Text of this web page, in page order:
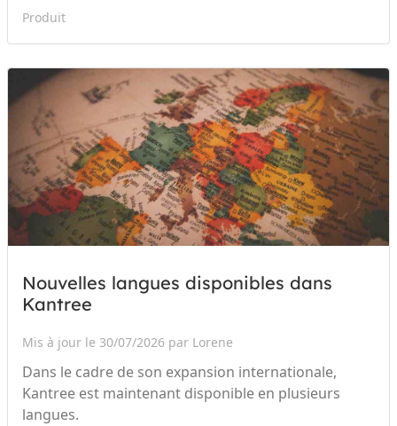
Produit
Nouvelles langues disponibles dans
Kantree
Mis à jour le 30/07/2026 par Lorene
Dans le cadre de son expansion internationale,
Kantree est maintenant disponible en plusieurs
langues.